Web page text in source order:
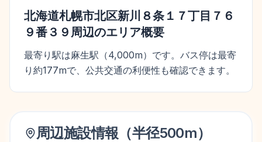
北海道札幌市北区新川８条１７丁目７６
９番３９ 周辺のエリア概要
最寄り駅は麻生駅（4,000m）です。バス停は最寄
り約177mで、公共交通の利便性も確認できます。
周辺施設情報（半径500m）